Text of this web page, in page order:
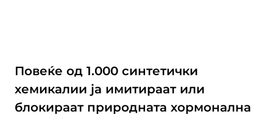
Повеќе од 1.000 синтетички
хемикалии ја имитираат или
блокираат природната хормонална